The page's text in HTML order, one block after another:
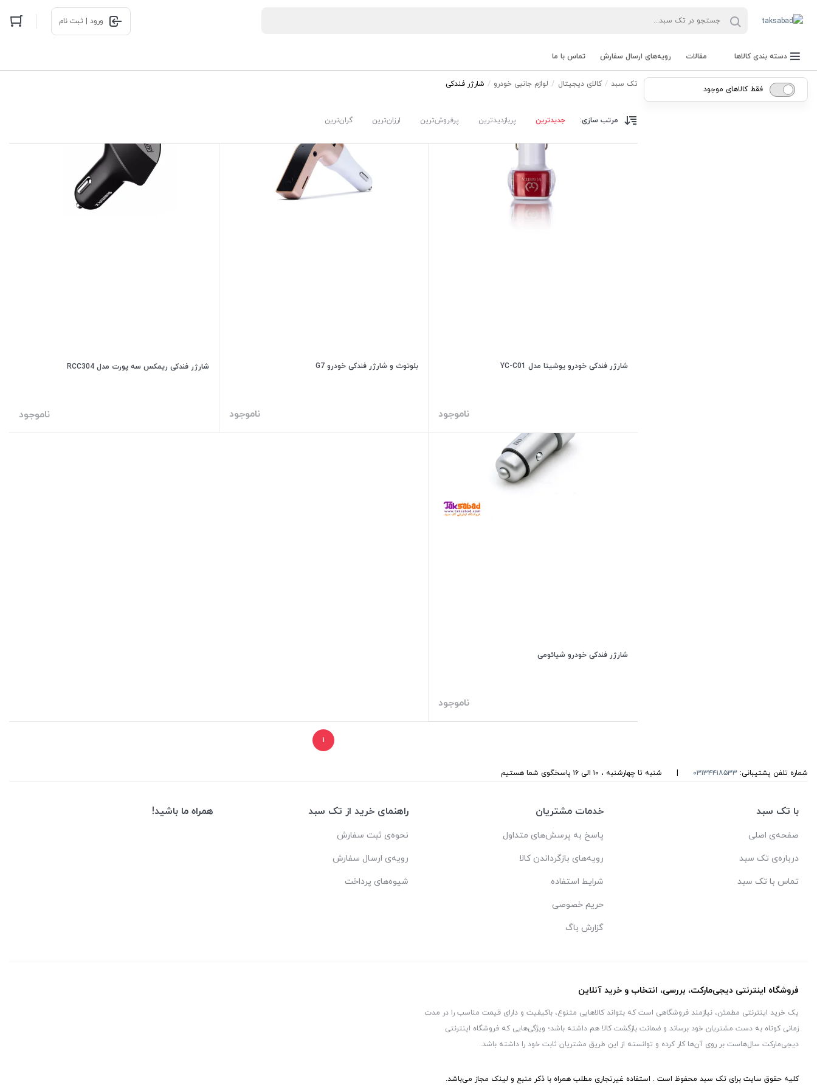
ورود | ثبت نام
دسته بندی کالاها مقالات رویه‌های ارسال سفارش تماس با ما
تک سبد کالای دیجیتال لوازم جانبی خودرو شارژر فندکی
مرتب سازی: جدیدترین پربازدیدترین پرفروش‌ترین ارزان‌ترین گران‌ترین
شارژر فندکی خودرو یوشیتا مدل YC-C01
ناموجود
بلوتوث و شارژر فندکی خودرو G7
ناموجود
شارژر فندکی ریمکس سه پورت مدل RCC304
ناموجود
شارژر فندکی خودرو شیائومی
ناموجود
۱
فقط کالاهای موجود
شماره تلفن پشتیبانی: ۰۳۱۳۴۴۱۸۵۳۳ شنبه تا چهارشنبه ، ۱۰ الی ۱۶ پاسخگوی شما هستیم
با تک سبد
صفحه‌ی اصلی
درباره‌ی تک سبد
تماس با تک سبد
خدمات مشتریان
پاسخ به پرسش‌های متداول
رویه‌های بازگرداندن کالا
شرایط استفاده
حریم خصوصی
گزارش باگ
راهنمای خرید از تک سبد
نحوه‌ی ثبت سفارش
رویه‌ی ارسال سفارش
شیوه‌های پرداخت
همراه ما باشید!
فروشگاه اینترنتی دیجی‌مارکت، بررسی، انتخاب و خرید آنلاین
یک خرید اینترنتی مطمئن، نیازمند فروشگاهی است که بتواند کالاهایی متنوع، باکیفیت و دارای قیمت مناسب را در مدت
زمانی کوتاه به دست مشتریان خود برساند و ضمانت بازگشت کالا هم داشته باشد؛ ویژگی‌هایی که فروشگاه اینترنتی
دیجی‌مارکت سال‌هاست بر روی آن‌ها کار کرده و توانسته از این طریق مشتریان ثابت خود را داشته باشد.
کلیه حقوق سایت برای تک سبد محفوظ است . استفاده غیرتجاری مطلب همراه با ذکر منبع و لینک مجاز می‌باشد.